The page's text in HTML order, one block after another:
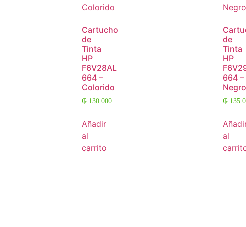
Cartucho
de
Tinta
HP
F6V28AL
664 –
Colorido
₲ 130.000
Añadir
al
carrito
de
Tinta
HP
664 –
Negro
₲
al